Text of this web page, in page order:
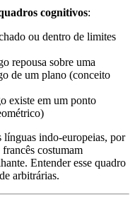
cognitivos:
ou dentro de limites
repousa sobre uma
de um plano (conceito
existe em um ponto
línguas indo-europeias, por
costumam
Entender esse quadro
arbitrárias.